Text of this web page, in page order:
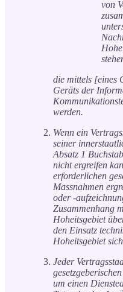
von
die mittels [eines
Geräts der
werden.
Wenn ein
seiner
Absatz 1
nicht ergreifen
erforderlichen
Massnahmen
oder -
Zusammenhang
Hoheitsgebiet
den Einsatz
Hoheitsgebiet
Jeder
um einen